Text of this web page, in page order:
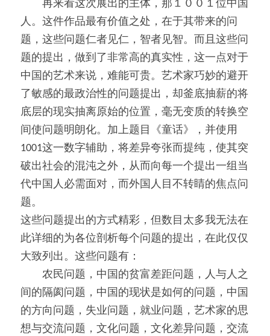
再来看这次展出的主体，那１００１位中国
人。这件作品最有价值之处，在于其带来的问
题，这些问题仁者见仁，智者见智。而且这些问
题的提出，做到了非常高的真实性，这一点对于
中国的艺术来说，难能可贵。艺术家巧妙的避开
了敏感的最政治性的问题提出，却釜底抽薪的将
底层的现实抽离原始的位置，毫无变质的转换空
间使问题明朗化。加上题目《童话》，并使用
1001这一数字辅助，将差异夸张而提纯，使其突
破出社会的混沌之外，从而向每一个提出一组当
代中国人必需面对，而外国人目不转睛的焦点问
题。
这些问题提出的方式精彩，但数目太多我无法在
此详细的为各位剖析每个问题的提出，在此仅仅
大致列出。这些问题有：
农民问题，中国的贫富差距问题，人与人之
间的隔阂问题，中国的现状是如何的问题，中国
的方向问题，失业问题，就业问题，艺术家的思
想与交流问题，文化问题，文化差异问题，交流